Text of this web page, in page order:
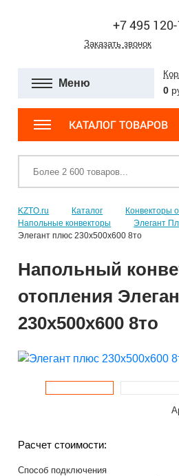
+7 495
Заказать звонок
Меню
0
КАТАЛОГ ТОВАРОВ
KZTO.ru Каталог
Конвекторы
Напольные конвекторы
Элегант
Элегант плюс 230x500x600 8то
Напольный
отопления
230x500x600 8то
Расчет стоимости:
Способ подключения